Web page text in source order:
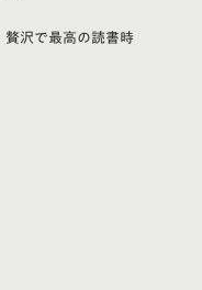
贅沢で最高の読書時